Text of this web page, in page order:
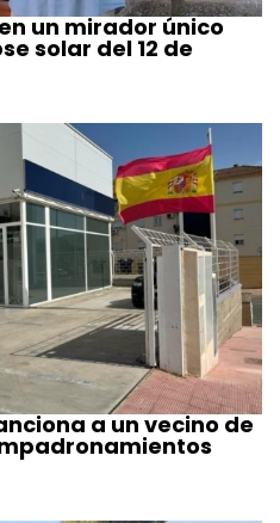
un mirador único
solar del 12 de
a un vecino de